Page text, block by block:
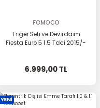
FOMOCO
Triger Seti ve Devirdaim
Fiesta Euro 5 1.5 Tdci 2015/-
6.999,00 TL
YENİ